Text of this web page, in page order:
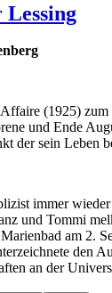
(1925)
und Ende
der sein Leben
immer
und Tommi
am 2.
den
an der